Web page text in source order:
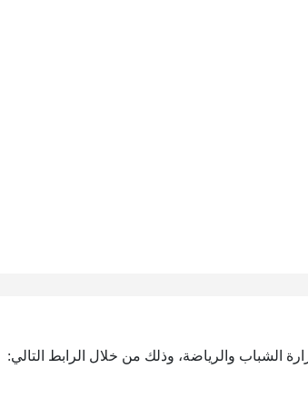
الشباب والرياضة، وذلك من خلال الرابط التالي: